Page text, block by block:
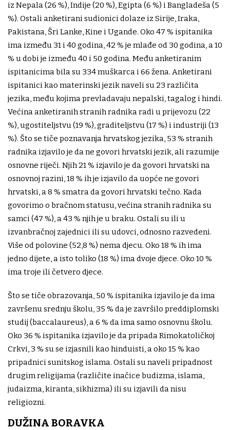
iz Nepala (26 %), Indije (20 %), Egipta (6 %) i Bangladeša (5
%). Ostali anketirani sudionici dolaze iz Sirije, Iraka,
Pakistana, Šri Lanke, Kine i Ugande. Oko 47 % ispitanika
ima između 31 i 40 godina, 42 % je mlađe od 30 godina, a 10
% u dobi je između 40 i 50 godina. Među anketiranim
ispitanicima bila su 334 muškarca i 66 žena. Anketirani
ispitanici kao materinski jezik naveli su 23 različita
jezika, među kojima prevladavaju nepalski, tagalog i hindi.
Većina anketiranih stranih radnika radi u prijevozu (22
%), ugostiteljstvu (19 %), graditeljstvu (17 %) i industriji (13
%). Što se tiče poznavanja hrvatskog jezika, 53 % stranih
radnika izjavilo je da ne govori hrvatski jezik, ali razumije
osnovne riječi. Njih 21 % izjavilo je da govori hrvatski na
osnovnoj razini, 18 % ih je izjavilo da uopće ne govori
hrvatski, a 8 % smatra da govori hrvatski tečno. Kada
govorimo o bračnom statusu, većina stranih radnika su
samci (47 %), a 43 % njih je u braku. Ostali su ili u
izvanbračnoj zajednici ili su udovci, odnosno razvedeni.
Više od polovine (52,8 %) nema djecu. Oko 18 % ih ima
jedno dijete, a isto toliko (18 %) ima dvoje djece. Oko 10 %
ima troje ili četvero djece.
Što se tiče obrazovanja, 50 % ispitanika izjavilo je da ima
završenu srednju školu, 35 % da je završilo preddiplomski
studij (baccalaureus), a 6 % da ima samo osnovnu školu.
Oko 36 % ispitanika izjavilo je da pripada Rimokatoličkoj
Crkvi, 3 % su se izjasnili kao hinduisti, a oko 15 % kao
pripadnici sunitskog islama. Ostali su naveli pripadnost
drugim religijama (različite inačice budizma, islama,
judaizma, kiranta, sikhizma) ili su izjavili da nisu
religiozni.
DUŽINA BORAVKA